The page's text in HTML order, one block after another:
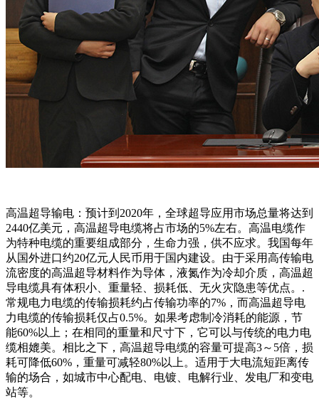
高温超导输电：预计到2020年，全球超导应用市场总量将达到
2440亿美元，高温超导电缆将占市场的5%左右。高温电缆作
为特种电缆的重要组成部分，生命力强，供不应求。我国每年
从国外进口约20亿元人民币用于国内建设。由于采用高传输电
流密度的高温超导材料作为导体，液氮作为冷却介质，高温超
导电缆具有体积小、重量轻、损耗低、无火灾隐患等优点。.
常规电力电缆的传输损耗约占传输功率的7%，而高温超导电
力电缆的传输损耗仅占0.5%。如果考虑制冷消耗的能源，节
能60%以上；在相同的重量和尺寸下，它可以与传统的电力电
缆相媲美。相比之下，高温超导电缆的容量可提高3～5倍，损
耗可降低60%，重量可减轻80%以上。适用于大电流短距离传
输的场合，如城市中心配电、电镀、电解行业、发电厂和变电
站等。